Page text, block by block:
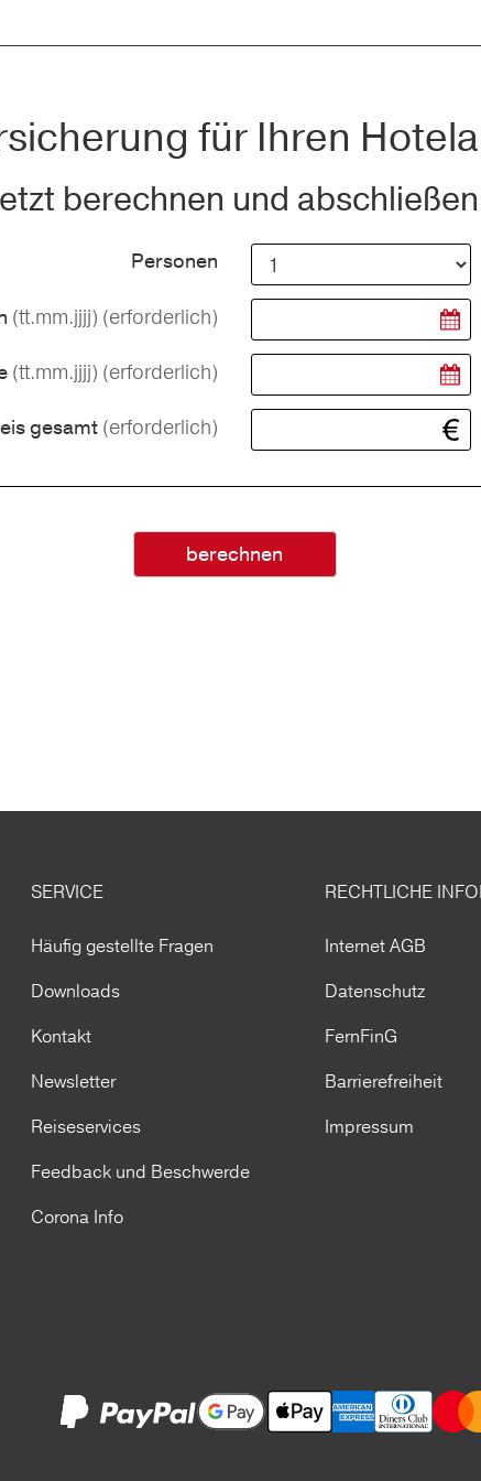
für Ihren
berechnen und
Personen
(tt.mm.jjjj) (erforderlich)
(tt.mm.jjjj) (erforderlich)
gesamt (erforderlich)
berechnen
SERVICE
Häufig gestellte Fragen
Downloads
Kontakt
Newsletter
Reiseservices
Feedback und Beschwerde
Corona Info
RECHTLICHE
Internet AGB
Datenschutz
FernFinG
Barrierefreiheit
Impressum